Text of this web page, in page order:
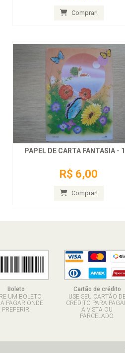
Comprar!
PAPEL DE CARTA FANTASIA -
R$ 6,00
Comprar!
Boleto
UM BOLETO
PAGAR ONDE
PREFERIR.
Cartão de crédito
USE SEU CARTÃO
CRÉDITO PARA
À VISTA OU
PARCELADO.